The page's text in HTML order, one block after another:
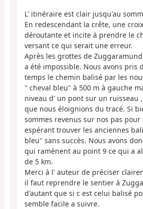
L' itinéraire est clair jusqu'au
En redescendant la crête, une
déroutante et incite à prendre le
versant ce qui serait une erreur.
Après les grottes de
a été impossible. Nous avons pris
temps le chemin balisé par les
" cheval bleu" à 500 m à gauche
niveau d' un pont sur un ruisseau
que nous éloignions du tracé. Si
sommes revenus sur nos pas
espérant trouver les anciennes
bleu" sans succès. Nous avons
qui ramènent au point 9 ce qui a
de 5 km.
Merci à l' auteur de préciser
il faut reprendre le sentier à
d'autant que si c est celui balisé
semble facile a suivre.